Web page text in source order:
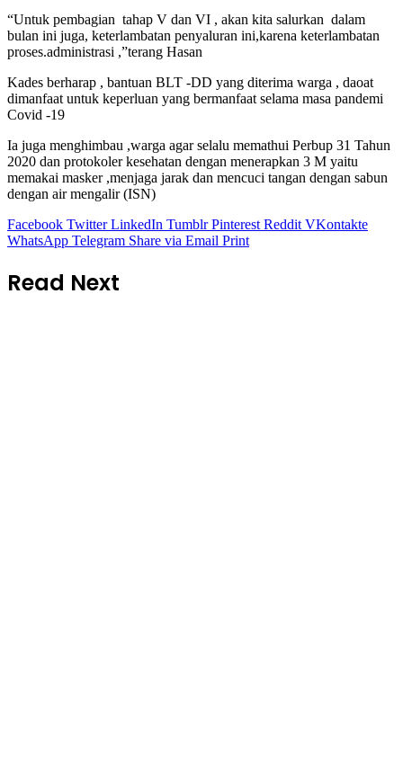
“Untuk pembagian tahap V dan VI , akan kita salurkan dalam
bulan ini juga, keterlambatan penyaluran ini,karena keterlambatan
Kades berharap , bantuan BLT -DD yang diterima warga , daoat
dimanfaat untuk keperluan yang bermanfaat selama masa pandemi
Ia juga menghimbau ,warga agar selalu memathui Perbup 31 Tahun
2020 dan protokoler kesehatan dengan menerapkan 3 M yaitu
memakai masker ,menjaga jarak dan mencuci tangan dengan sabun
Facebook Twitter LinkedIn Tumblr Pinterest
Read Next